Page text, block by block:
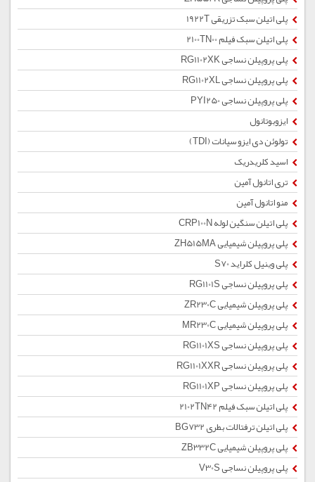
پلی اتیلن سبک تزریقی 1922T
پلی اتیلن سبک فیلم 2100TN00
پلی پروپیلن نساجی RG1102XK
پلی پروپیلن نساجی RG1102XL
پلی پروپیلن نساجی PYI250
ایزوبوتانول
تولوئن دی ایزو سیانات (TDI)
اسید کلریدریک
تری اتانول آمین
منو اتانول آمین
پلی اتیلن سنگین لوله CRP100N
پلی پروپیلن شیمیایی ZH515MA
پلی وینیل کلراید S70
پلی پروپیلن نساجی RG1101S
پلی پروپیلن شیمیایی ZR230C
پلی پروپیلن شیمیایی MR230C
پلی پروپیلن نساجی RG1101XS
پلی پروپیلن نساجی RG1101XXR
پلی پروپیلن نساجی RG1101XP
پلی اتیلن سبک فیلم 2102TN42
پلی اتیلن ترفتالات بطری BG732
پلی پروپیلن شیمیایی ZB332C
پلی پروپیلن نساجی V30S